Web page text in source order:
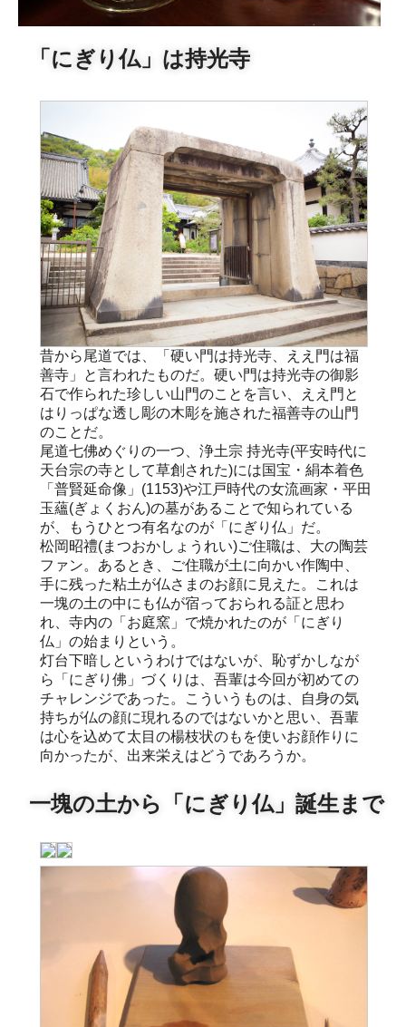
「にぎり仏」は持光寺
昔から尾道では、「硬い門は持光寺、ええ門は福
善寺」と言われたものだ。硬い門は持光寺の御影
石で作られた珍しい山門のことを言い、ええ門と
はりっぱな透し彫の木彫を施された福善寺の山門
のことだ。
尾道七佛めぐりの一つ、浄土宗 持光寺(平安時代に
天台宗の寺として草創された)には国宝・絹本着色
「普賢延命像」(1153)や江戸時代の女流画家・平田
玉蘊(ぎょくおん)の墓があることで知られている
が、もうひとつ有名なのが「にぎり仏」だ。
松岡昭禮(まつおかしょうれい)ご住職は、大の陶芸
ファン。あるとき、ご住職が土に向かい作陶中、
手に残った粘土が仏さまのお顔に見えた。これは
一塊の土の中にも仏が宿っておられる証と思わ
れ、寺内の「お庭窯」で焼かれたのが「にぎり
仏」の始まりという。
灯台下暗しというわけではないが、恥ずかしなが
ら「にぎり佛」づくりは、吾輩は今回が初めての
チャレンジであった。こういうものは、自身の気
持ちが仏の顔に現れるのではないかと思い、吾輩
は心を込めて太目の楊枝状のもを使いお顔作りに
向かったが、出来栄えはどうであろうか。
一塊の土から「にぎり仏」誕生まで